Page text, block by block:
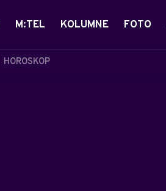
HOROSKOP
M:TEL KOLUMNE FOTO